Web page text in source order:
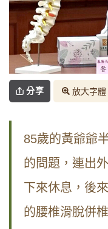
分享 放大字體
85歲的黃爺爺
的問題，連出
下來休息，後
的腰椎滑脫併